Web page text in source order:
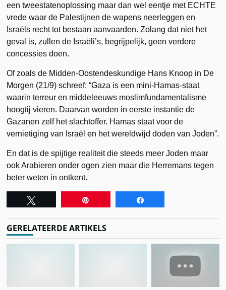
een tweestatenoplossing maar dan wel eentje met ECHTE
vrede waar de Palestijnen de wapens neerleggen en
Israëls recht tot bestaan aanvaarden. Zolang dat niet het
geval is, zullen de Israëli’s, begrijpelijk, geen verdere
concessies doen.
Of zoals de Midden-Oostendeskundige Hans Knoop in De
Morgen (21/9) schreef: “Gaza is een mini-Hamas-staat
waarin terreur en middeleeuws moslimfundamentalisme
hoogtij vieren. Daarvan worden in eerste instantie de
Gazanen zelf het slachtoffer. Hamas staat voor de
vernietiging van Israël en het wereldwijd doden van Joden”.
En dat is de spijtige realiteit die steeds meer Joden maar
ook Arabieren onder ogen zien maar die Herremans tegen
beter weten in ontkent.
GERELATEERDE ARTIKELS